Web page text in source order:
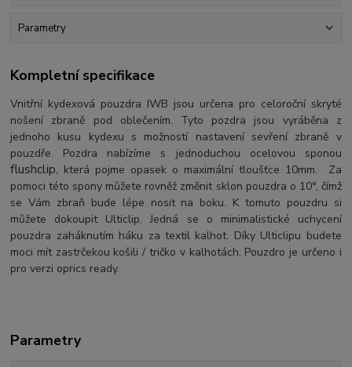
Parametry
Kompletní specifikace
Vnitřní kydexová pouzdra IWB jsou určena pro celoroční skryté
nošení zbraně pod oblečením. Tyto pozdra jsou vyráběna z
jednoho kusu kydexu s možností nastavení sevření zbraně v
pouzdře. Pozdra nabízíme s jednoduchou ocelovou sponou
flushclip, která pojme opasek o maximální tloušťce 10mm. Za
pomoci této spony můžete rovněž změnit sklon pouzdra o 10°, čímž
se Vám zbraň bude lépe nosit na boku. K tomuto pouzdru si
můžete dokoupit Ulticlip. Jedná se o minimalistické uchycení
pouzdra zaháknutím háku za textil kalhot. Díky Ulticlipu budete
moci mít zastrčekou košili / tričko v kalhotách. Pouzdro je určeno i
pro verzi oprics ready.
Parametry